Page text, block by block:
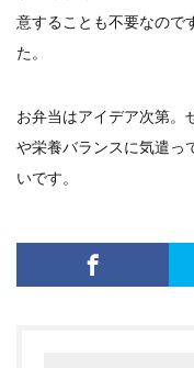
意することも不要なので
た。
お弁当はアイデア次第。
や栄養バランスに気遣っ
いです。